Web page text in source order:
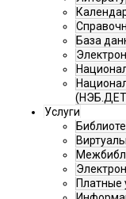
База
Услуги
Платные